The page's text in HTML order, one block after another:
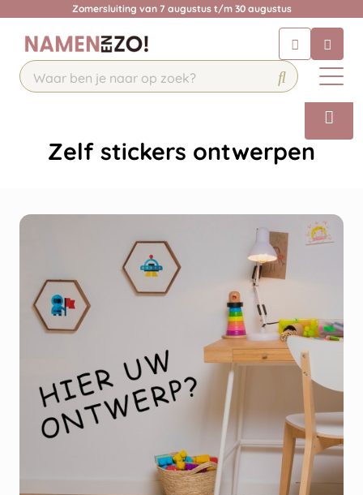
Zomersluiting van 7 augustus t/m 30 augustus
Chatbot
Chat 24/7 met onze chatbot voor
Zelf stickers ontwerpen